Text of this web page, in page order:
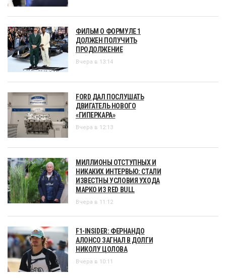
ФИЛЬМ О ФОРМУЛЕ 1
ДОЛЖЕН ПОЛУЧИТЬ
ПРОДОЛЖЕНИЕ
Вчера в 13:14
FORD ДАЛ ПОСЛУШАТЬ
ДВИГАТЕЛЬ НОВОГО
«ГИПЕРКАРА»
Вчера в 12:13
МИЛЛИОНЫ ОТСТУПНЫХ И
НИКАКИХ ИНТЕРВЬЮ: СТАЛИ
ИЗВЕСТНЫ УСЛОВИЯ УХОДА
МАРКО ИЗ RED BULL
Вчера в 11:12
F1-INSIDER: ФЕРНАНДО
АЛОНСО ЗАГНАЛ В ДОЛГИ
НИКОЛУ ЦОЛОВА
Вчера в 10:11